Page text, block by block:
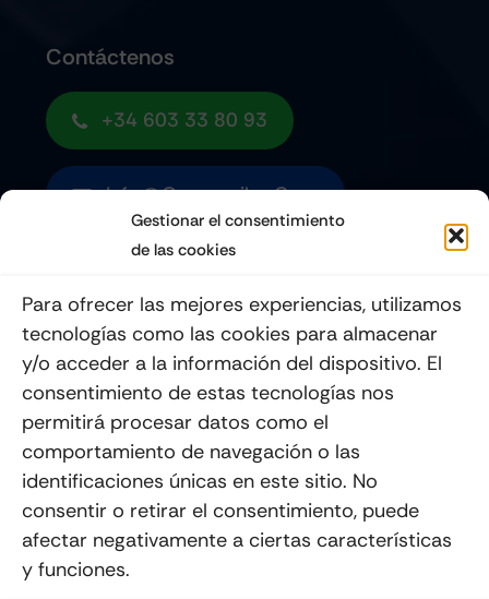
Gestionar el consentimiento
de las cookies
Para ofrecer las mejores experiencias, utilizamos
tecnologías como las cookies para almacenar
y/o acceder a la información del dispositivo. El
consentimiento de estas tecnologías nos
permitirá procesar datos como el
comportamiento de navegación o las
identificaciones únicas en este sitio. No
consentir o retirar el consentimiento, puede
afectar negativamente a ciertas características
y funciones.
Contáctenos
+34 603 33 80 93
Info@quemoviles.com
Enviar